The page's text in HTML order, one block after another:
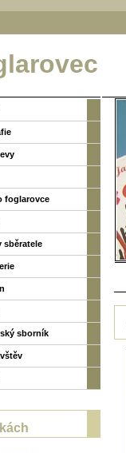
foglarovce
sběratele
sborník